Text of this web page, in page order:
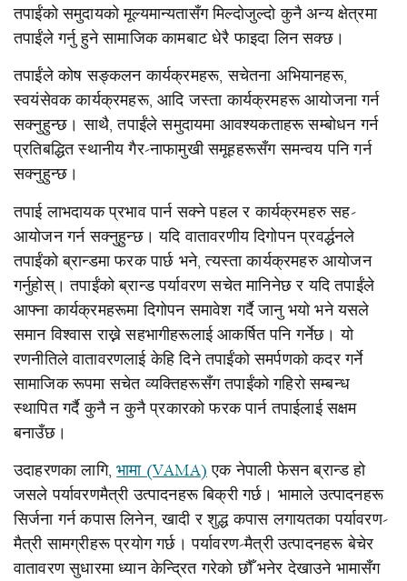
तपाईंको समुदायको मूल्यमान्यतासँग मिल्दोजुल्दो कुनै अन्य क्षेत्रमा
तपाईंले गर्नु हुने सामाजिक कामबाट धेरै फाइदा लिन सक्छ।
तपाईंले कोष सङ्कलन कार्यक्रमहरू, सचेतना अभियानहरू,
स्वयंसेवक कार्यक्रमहरू, आदि जस्ता कार्यक्रमहरू आयोजना गर्न
सक्नुहुन्छ। साथै, तपाईंले समुदायमा आवश्यकताहरू सम्बोधन गर्न
प्रतिबद्धित स्थानीय गैर-नाफामुखी समूहहरूसँग समन्वय पनि गर्न
सक्नुहुन्छ।
तपाई लाभदायक प्रभाव पार्न सक्ने पहल र कार्यक्रमहरु सह-
आयोजन गर्न सक्नुहुन्छ। यदि वातावरणीय दिगोपन प्रवर्द्धनले
तपाईंको ब्रान्डमा फरक पार्छ भने, त्यस्ता कार्यक्रमहरु आयोजन
गर्नुहोस्। तपाईंको ब्रान्ड पर्यावरण सचेत मानिनेछ र यदि तपाईंले
आफ्ना कार्यक्रमहरूमा दिगोपन समावेश गर्दै जानु भयो भने यसले
समान विश्वास राख्ने सहभागीहरूलाई आकर्षित पनि गर्नेछ। यो
रणनीतिले वातावरणलाई केहि दिने तपाईंको समर्पणको कदर गर्ने
सामाजिक रूपमा सचेत व्यक्तिहरूसँग तपाईंको गहिरो सम्बन्ध
स्थापित गर्दै कुनै न कुनै प्रकारको फरक पार्न तपाईलाई सक्षम
बनाउँछ।
उदाहरणका लागि,भामा (VAMA) एक नेपाली फेसन ब्रान्ड हो
जसले पर्यावरणमैत्री उत्पादनहरू बिक्री गर्छ। भामाले उत्पादनहरू
सिर्जना गर्न कपास लिनेन, खादी र शुद्ध कपास लगायतका पर्यावरण-
मैत्री सामग्रीहरू प्रयोग गर्छ। पर्यावरण-मैत्री उत्पादनहरू बेचेर
वातावरण सुधारमा ध्यान केन्द्रित गरेको छौँ भनेर देखाउने भामासँग